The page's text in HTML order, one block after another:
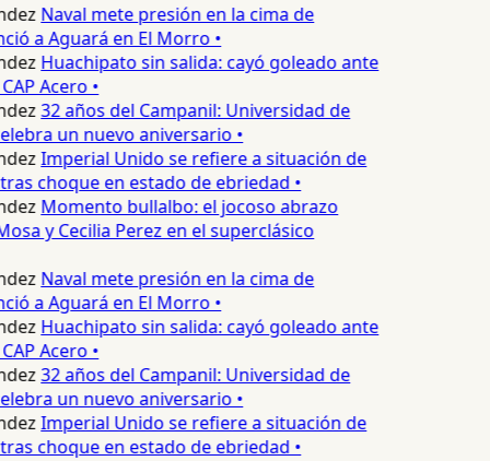
Naval mete presión en la cima de
a Aguará en El Morro •
Huachipato sin salida: cayó goleado ante
Acero •
32 años del Campanil: Universidad de
un nuevo aniversario •
Imperial Unido se refiere a situación de
choque en estado de ebriedad •
Momento bullalbo: el jocoso abrazo
y Cecilia Perez en el superclásico
Naval mete presión en la cima de
a Aguará en El Morro •
Huachipato sin salida: cayó goleado ante
Acero •
32 años del Campanil: Universidad de
un nuevo aniversario •
Imperial Unido se refiere a situación de
choque en estado de ebriedad •